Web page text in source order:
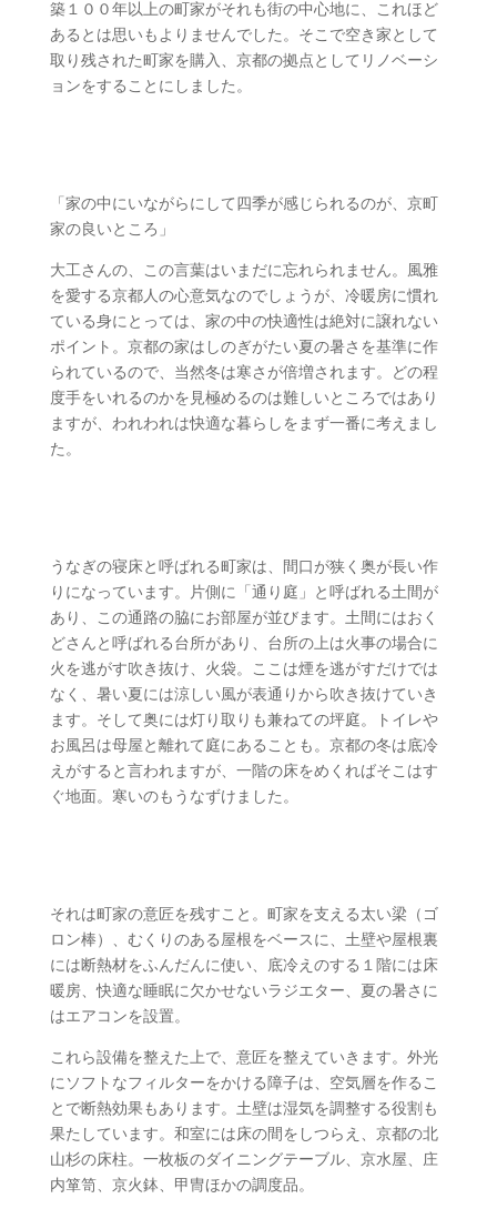
築１００年以上の町家がそれも街の中心地に、これほど
あるとは思いもよりませんでした。そこで空き家として
取り残された町家を購入、京都の拠点としてリノベーシ
ョンをすることにしました。
「家の中にいながらにして四季が感じられるのが、京町
家の良いところ」
大工さんの、この言葉はいまだに忘れられません。風雅
を愛する京都人の心意気なのでしょうが、冷暖房に慣れ
ている身にとっては、家の中の快適性は絶対に譲れない
ポイント。京都の家はしのぎがたい夏の暑さを基準に作
られているので、当然冬は寒さが倍増されます。どの程
度手をいれるのかを見極めるのは難しいところではあり
ますが、われわれは快適な暮らしをまず一番に考えまし
た。
うなぎの寝床と呼ばれる町家は、間口が狭く奥が長い作
りになっています。片側に「通り庭」と呼ばれる土間が
あり、この通路の脇にお部屋が並びます。土間にはおく
どさんと呼ばれる台所があり、台所の上は火事の場合に
火を逃がす吹き抜け、火袋。ここは煙を逃がすだけでは
なく、暑い夏には涼しい風が表通りから吹き抜けていき
ます。そして奥には灯り取りも兼ねての坪庭。トイレや
お風呂は母屋と離れて庭にあることも。京都の冬は底冷
えがすると言われますが、一階の床をめくればそこはす
ぐ地面。寒いのもうなずけました。
それは町家の意匠を残すこと。町家を支える太い梁（ゴ
ロン棒）、むくりのある屋根をベースに、土壁や屋根裏
には断熱材をふんだんに使い、底冷えのする１階には床
暖房、快適な睡眠に欠かせないラジエター、夏の暑さに
はエアコンを設置。
これら設備を整えた上で、意匠を整えていきます。外光
にソフトなフィルターをかける障子は、空気層を作るこ
とで断熱効果もあります。土壁は湿気を調整する役割も
果たしています。和室には床の間をしつらえ、京都の北
山杉の床柱。一枚板のダイニングテーブル、京水屋、庄
内箪笥、京火鉢、甲冑ほかの調度品。